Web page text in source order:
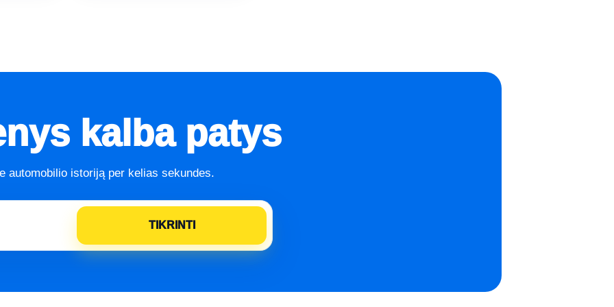
kalba patys
automobilio istoriją per kelias sekundes.